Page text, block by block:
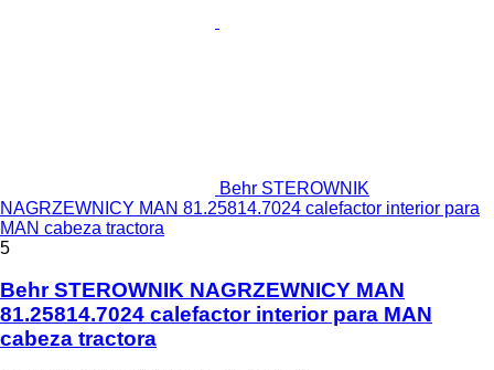
Behr STEROWNIK
NAGRZEWNICY MAN 81.25814.7024 calefactor interior para
MAN cabeza tractora
5
Behr STEROWNIK NAGRZEWNICY MAN
81.25814.7024 calefactor interior para MAN
cabeza tractora